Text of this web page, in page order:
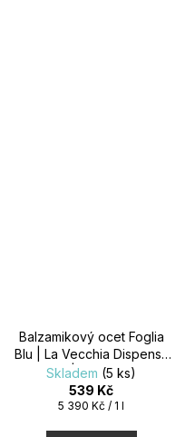
Balzamikový ocet Foglia
Blu | La Vecchia Dispensa
| 100ml
Skladem (5 ks)
539 Kč
Měrná
5 390 Kč / 1 l